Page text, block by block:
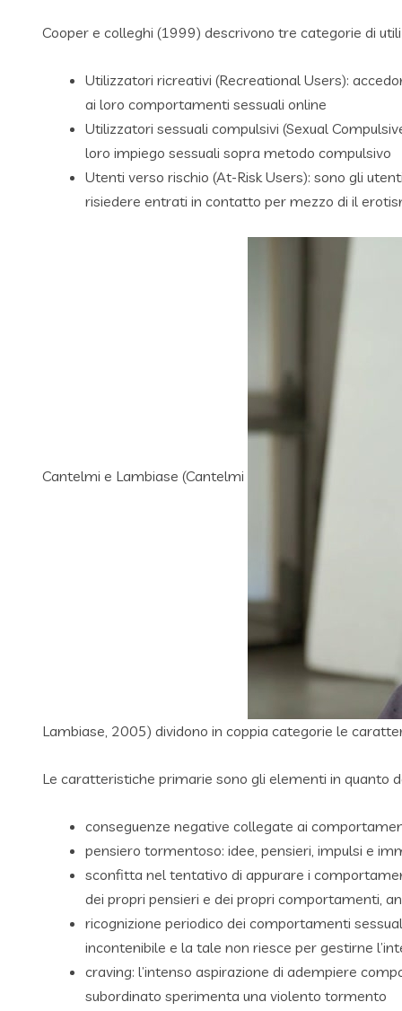
Cooper e colleghi (1999) descrivono tre categorie di
Utilizzatori ricreativi (Recreational Users):
ai loro comportamenti sessuali online
Utilizzatori sessuali compulsivi (Sexual
loro impiego sessuali sopra metodo compulsivo
Utenti verso rischio (At-Risk Users): sono gli
risiedere entrati in contatto per mezzo di il
Cantelmi e Lambiase (Cantelmi
Lambiase, 2005) dividono in coppia categorie le
Le caratteristiche primarie sono gli elementi in quanto
conseguenze negative collegate ai
pensiero tormentoso: idee, pensieri, impulsi e
sconfitta nel tentativo di appurare i
dei propri pensieri e dei propri comportamenti,
ricognizione periodico dei comportamenti
incontenibile e la tale non riesce per gestirne
craving: l’intenso aspirazione di adempiere
subordinato sperimenta una violento tormento